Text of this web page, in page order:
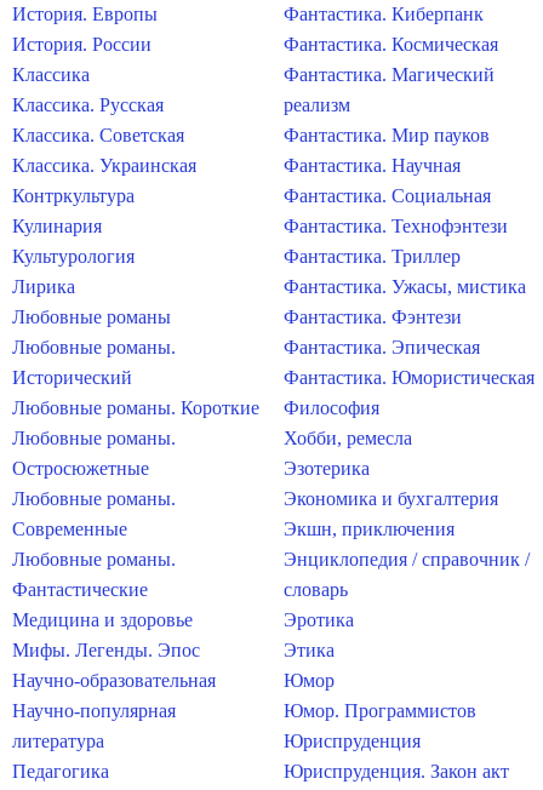
История. Европы
История. России
Классика
Классика. Русская
Классика. Советская
Классика. Украинская
Контркультура
Кулинария
Культурология
Лирика
Любовные романы
Любовные романы.
Исторический
Любовные романы. Короткие
Любовные романы.
Остросюжетные
Любовные романы.
Современные
Любовные романы.
Фантастические
Медицина и здоровье
Мифы. Легенды. Эпос
Научно-образовательная
Научно-популярная
литература
Педагогика
Фантастика. Киберпанк
Фантастика. Космическая
Фантастика. Магический
реализм
Фантастика. Мир пауков
Фантастика. Научная
Фантастика. Социальная
Фантастика. Технофэнтези
Фантастика. Триллер
Фантастика. Ужасы, мистика
Фантастика. Фэнтези
Фантастика. Эпическая
Фантастика. Юмористическая
Философия
Хобби, ремесла
Эзотерика
Экономика и бухгалтерия
Экшн, приключения
Энциклопедия / справочник /
словарь
Эротика
Этика
Юмор
Юмор. Программистов
Юриспруденция
Юриспруденция. Закон акт